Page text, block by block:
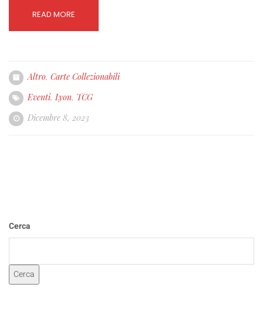
READ MORE
Altro, Carte Collezionabili
Eventi, Lyon, TCG
Dicembre 8, 2023
Cerca
Cerca